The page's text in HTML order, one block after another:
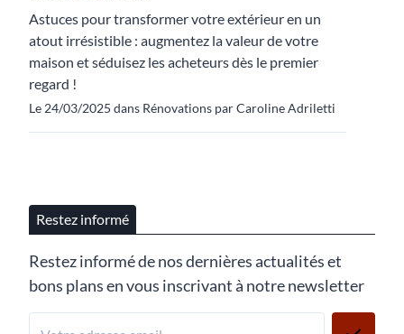
Astuces pour transformer votre extérieur en un
atout irrésistible : augmentez la valeur de votre
maison et séduisez les acheteurs dès le premier
regard !
Le 24/03/2025 dans Rénovations par Caroline Adriletti
Restez informé
Restez informé de nos dernières actualités et
bons plans en vous inscrivant à notre newsletter